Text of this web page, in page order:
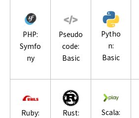
PHP:
Symfo
ny
Pseudo
code:
Basic
Pytho
n:
Basic
Ruby:
Rust:
Scala: